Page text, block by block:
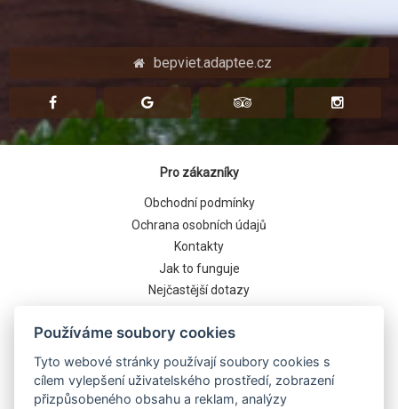
bepviet.adaptee.cz
Pro zákazníky
Obchodní podmínky
Ochrana osobních údajů
Kontakty
Jak to funguje
Nejčastější dotazy
Používáme soubory cookies
Tyto webové stránky používají soubory cookies s
cílem vylepšení uživatelského prostředí, zobrazení
přizpůsobeného obsahu a reklam, analýzy